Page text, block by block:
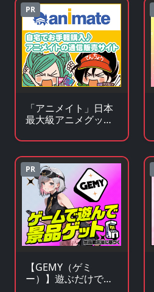
PR
「アニメイト」日本
最大級アニメグッズ
PR
【GEMY（ゲミ
ー）】遊ぶだけで景